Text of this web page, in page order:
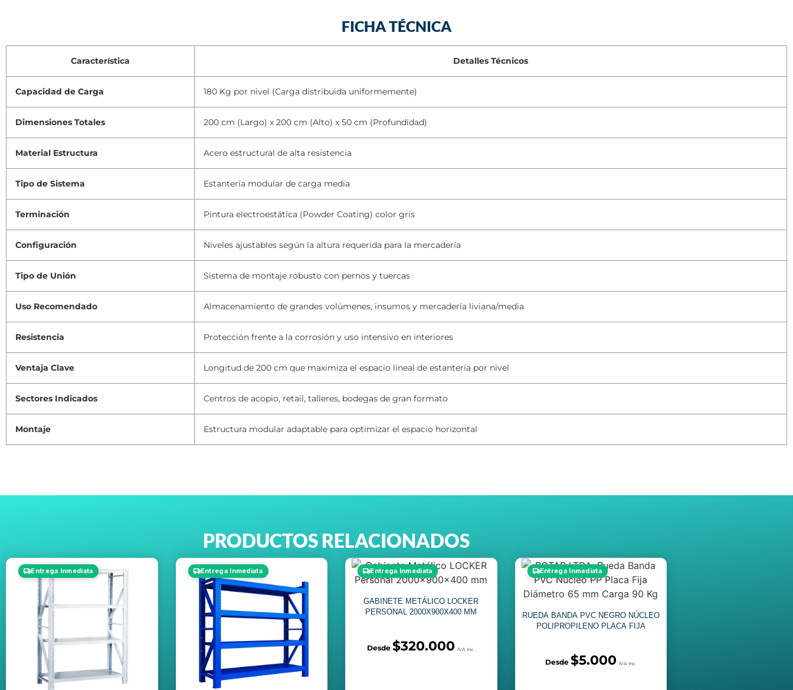
FICHA TÉCNICA
Característica Detalles Técnicos
Capacidad de Carga 180 Kg por nivel (Carga distribuida uniformemente)
Dimensiones Totales 200 cm (Largo) x 200 cm (Alto) x 50 cm (Profundidad)
Material Estructura Acero estructural de alta resistencia
Tipo de Sistema Estantería modular de carga media
Terminación Pintura electroestática (Powder Coating) color gris
Configuración Niveles ajustables según la altura requerida para la mercadería
Tipo de Unión Sistema de montaje robusto con pernos y tuercas
Uso Recomendado Almacenamiento de grandes volúmenes, insumos y mercadería liviana/media
Resistencia Protección frente a la corrosión y uso intensivo en interiores
Ventaja Clave Longitud de 200 cm que maximiza el espacio lineal de estantería por nivel
Sectores Indicados Centros de acopio, retail, talleres, bodegas de gran formato
Montaje Estructura modular adaptable para optimizar el espacio horizontal
PRODUCTOS RELACIONADOS
Entrega Inmediata Entrega Inmediata Entrega Inmediata
GABINETE METÁLICO LOCKER
PERSONAL 2000X900X400 MM
$320.000
Entrega Inmediata
RUEDA BANDA PVC NEGRO NÚCLEO
POLIPROPILENO PLACA FIJA
$5.000